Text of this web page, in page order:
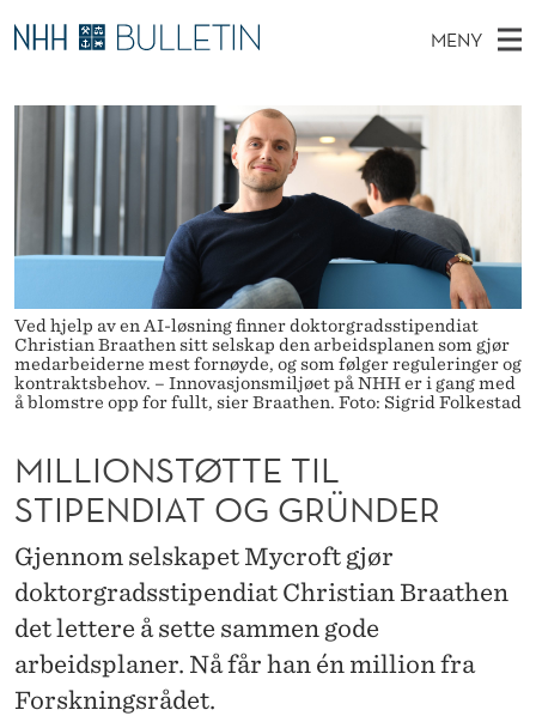
M
L
O
S
T
Ø
T
T
E
T
L
MENY
O
M
N
Y
Ø
E
T
Stipendiater og nye forskerprofiler
Disputaser
Ekspertutvalg
Om Bulletin
Ved hjelp av en AI-løsning finner doktorgradsstipendiat
Christian Braathen sitt selskap den arbeidsplanen som gjør
medarbeiderne mest fornøyde, og som følger reguleringer og
kontraktsbehov. – Innovasjonsmiljøet på NHH er i gang med
å blomstre opp for fullt, sier Braathen. Foto: Sigrid Folkestad
MILLIONSTØTTE TIL
STIPENDIAT OG GRÜNDER
Gjennom selskapet Mycroft gjør
doktorgradsstipendiat Christian Braathen
det lettere å sette sammen gode
arbeidsplaner. Nå får han én million fra
Forskningsrådet.